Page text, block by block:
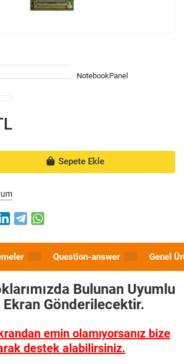
NotebookPanel
Sepete Ekle
0 Question-answer 0 Genel
Bulunan Uyumlu
Ekran Gönderilecektir.
emin olamıyorsanız bize
destek alabilirsiniz.